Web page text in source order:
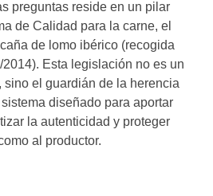
preguntas reside en un pilar
de Calidad para la carne, el
de lomo ibérico (recogida
Esta legislación no es un
sino el guardián de la herencia
diseñado para aportar
la autenticidad y proteger
al productor.